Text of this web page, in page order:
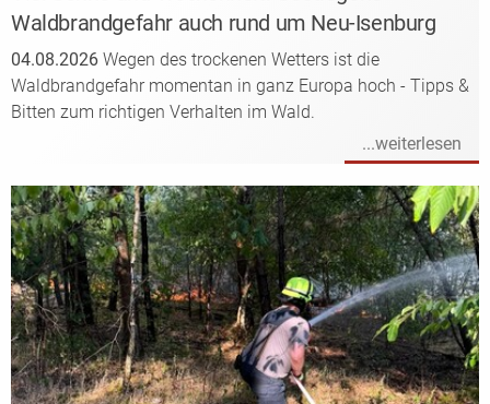
Waldbrandgefahr auch rund um Neu-Isenburg
04.08.2026 Wegen des trockenen Wetters ist die
Waldbrandgefahr momentan in ganz Europa hoch - Tipps &
Bitten zum richtigen Verhalten im Wald.
...weiterlesen